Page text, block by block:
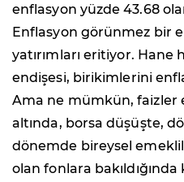
enflasyon yüzde 43.68
Enflasyon görünmez bir
yatırımları eritiyor. Hane
endişesi, birikimlerini
Ama ne mümkün, faizler
altında, borsa düşüşte,
dönemde bireysel
olan fonlara